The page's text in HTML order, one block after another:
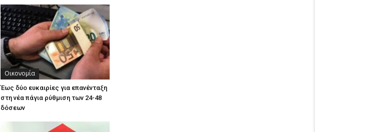
Οικονομία
Έως δύο ευκαιρίες για επανένταξη
στη νέα πάγια ρύθμιση των 24-48
δόσεων